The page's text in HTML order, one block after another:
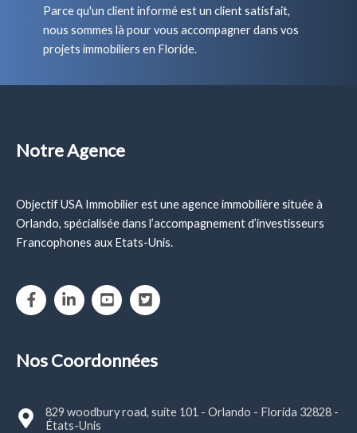
Parce qu'un client informé est un client satisfait,
nous sommes là pour vous accompagner dans vos
projets immobiliers en Floride.
Notre Agence
Objectif USA Immobilier est une agence immobilière située à
Orlando, spécialisée dans l’accompagnement d’investisseurs
Francophones aux Etats-Unis.
Nos Coordonnées
829 woodbury road, suite 101 - Orlando - Florida 32828 -
États-Unis